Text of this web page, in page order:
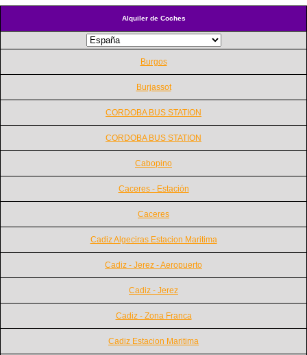
Alquiler de Coches
Burgos
Burjassot
CORDOBA BUS STATION
CORDOBA BUS STATION
Cabopino
Caceres - Estación
Caceres
Cadiz Algeciras Estacion Maritima
Cadiz - Jerez - Aeropuerto
Cadiz - Jerez
Cadiz - Zona Franca
Cadiz Estacion Maritima